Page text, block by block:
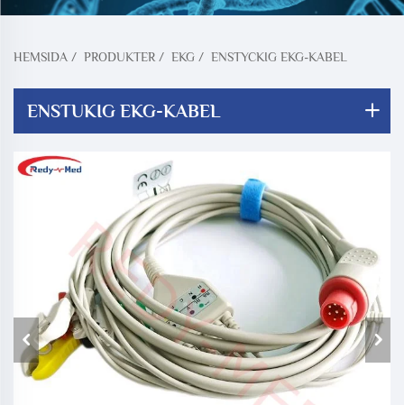
HEMSIDA / PRODUKTER / EKG / ENSTYCKIG EKG-KABEL
ENSTUKIG EKG-KABEL